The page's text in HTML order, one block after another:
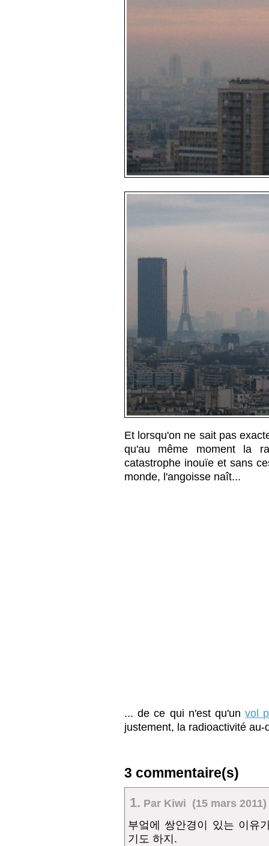
Et lorsqu'on ne sait pas
qu'au même moment la
catastrophe inouïe et sans
monde, l'angoisse naît...
... de ce qui n'est qu'unvol
justement, la radioactivité au-
3 commentaire(s)
1. Par Kiwi (15 mars 2011)
부엌에 쌍안경이 있는 이유
기도 하지.